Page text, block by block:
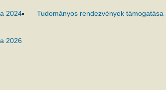
2024 Tudományos rendezvények támogatása
2026